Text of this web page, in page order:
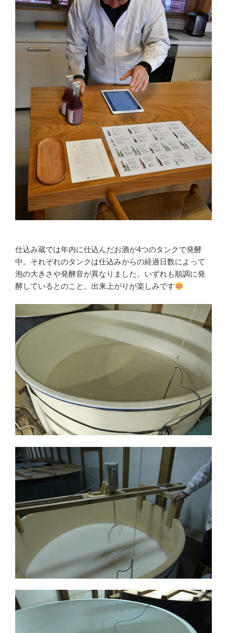
仕込み蔵では年内に仕込んだお酒が4つのタンクで発酵
中。それぞれのタンクは仕込みからの経過日数によって
泡の大きさや発酵音が異なりました。いずれも順調に発
酵しているとのこと。出来上がりが楽しみです